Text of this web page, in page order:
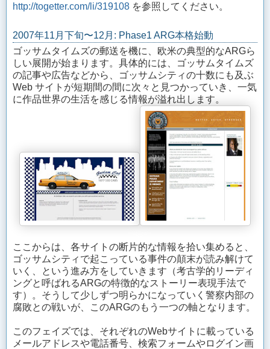
http://togetter.com/li/319108 を参照してください。
2007年11月下旬〜12月: Phase1 ARG本格始動
ゴッサムタイムズの郵送を機に、欧米の典型的なARGら
しい展開が始まります。具体的には、ゴッサムタイムズ
の記事や広告などから、ゴッサムシティの十数にも及ぶ
Web サイトが短期間の間に次々と見つかっていき、一気
に作品世界の生活を感じる情報が溢れ出します。
ここからは、各サイトの断片的な情報を拾い集めると、
ゴッサムシティで起こっている事件の顛末が読み解けて
いく、という進み方をしていきます（考古学的リーディ
ングと呼ばれるARGの特徴的なストーリー表現手法で
す）。そうして少しずつ明らかになっていく警察内部の
腐敗との戦いが、このARGのもう一つの軸となります。
このフェイズでは、それぞれのWebサイトに載っている
メールアドレスや電話番号、検索フォームやログイン画